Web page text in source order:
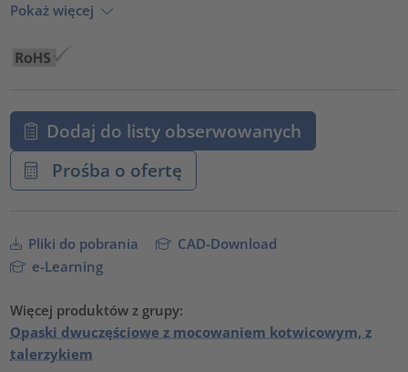
Pokaż więcej
Dodaj do listy obserwowanych
Prośba o ofertę
Pliki do pobrania
CAD-Download
e-Learning
Więcej produktów z grupy:
Opaski dwuczęściowe z mocowaniem kotwicowym, z
talerzykiem